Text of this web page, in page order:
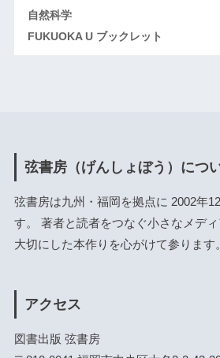
自然科学
FUKUOKA U ブックレット
弦書房（げんしょぼう）につ
弦書房は九州・福岡を拠点に 2002年
す。 著者と読者をつなぐ小さなメデ
大切にした本作りを心がけて参ります。
アクセス
図書出版 弦書房